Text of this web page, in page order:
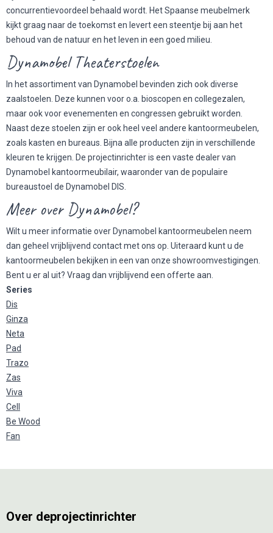
concurrentievoordeel behaald wordt. Het Spaanse meubelmerk
kijkt graag naar de toekomst en levert een steentje bij aan het
behoud van de natuur en het leven in een goed milieu.
Dynamobel Theaterstoelen
In het assortiment van Dynamobel bevinden zich ook diverse
zaalstoelen. Deze kunnen voor o.a. bioscopen en collegezalen,
maar ook voor evenementen en congressen gebruikt worden.
Naast deze stoelen zijn er ook heel veel andere kantoormeubelen,
zoals kasten en bureaus. Bijna alle producten zijn in verschillende
kleuren te krijgen. De projectinrichter is een vaste dealer van
Dynamobel kantoormeubilair, waaronder van de populaire
bureaustoel de Dynamobel DIS.
Meer over Dynamobel?
Wilt u meer informatie over Dynamobel kantoormeubelen neem
dan geheel vrijblijvend contact met ons op. Uiteraard kunt u de
kantoormeubelen bekijken in een van onze showroomvestigingen.
Bent u er al uit? Vraag dan vrijblijvend een offerte aan.
Series
Dis
Ginza
Neta
Pad
Trazo
Zas
Viva
Cell
Be Wood
Fan
Over deprojectinrichter